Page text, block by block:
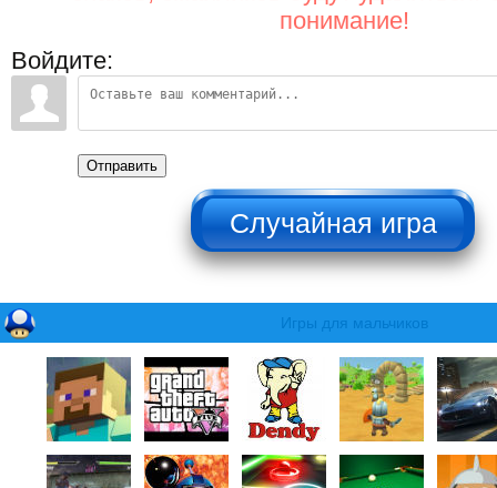
понимание!
Войдите:
Отправить
НЕ НАЖИМАТЬ!!!
Игры для мальчиков